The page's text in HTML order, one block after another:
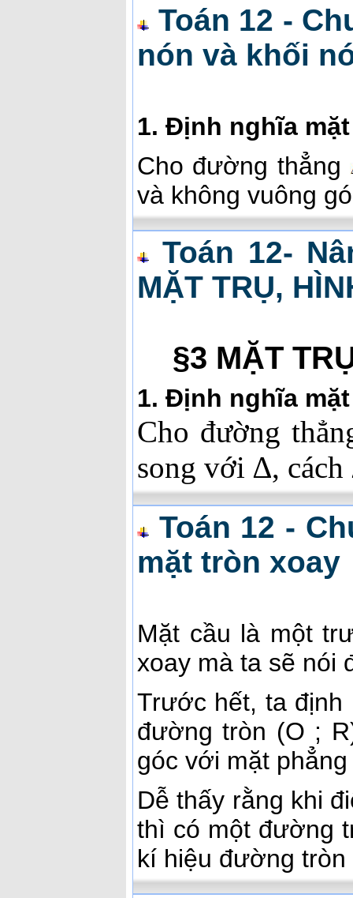
Toán 12 -
nón và khối
1. Định nghĩa
Cho đường thẳng
và không vuông
Toán 12-
MẶT TRỤ,
§3 MẶT
1. Định nghĩa
Cho đường
song với ∆, cách
Toán 12 -
mặt tròn xoay
Mặt cầu là một
xoay mà ta sẽ nói
Trước hết, ta định
đường tròn (O ;
góc với mặt
Dễ thấy rằng khi
thì có một đường
kí hiệu đường